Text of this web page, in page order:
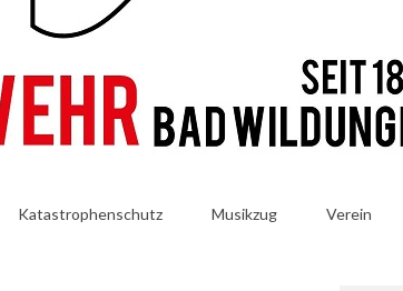
Katastrophenschutz Musikzug Verein